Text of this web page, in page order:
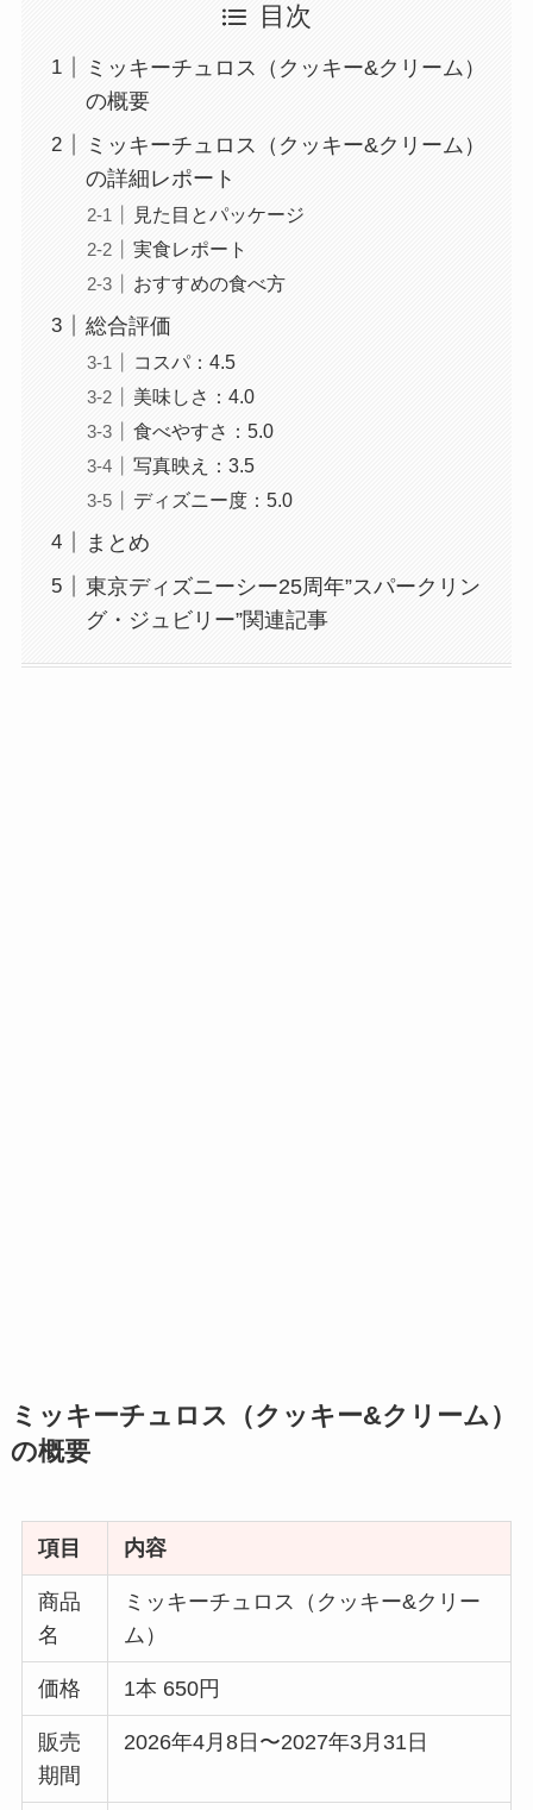
目次
ミッキーチュロス（クッキー&クリーム）
の概要
ミッキーチュロス（クッキー&クリーム）
の詳細レポート
見た目とパッケージ
実食レポート
おすすめの食べ方
総合評価
コスパ：4.5
美味しさ：4.0
食べやすさ：5.0
写真映え：3.5
ディズニー度：5.0
まとめ
東京ディズニーシー25周年”スパークリン
グ・ジュビリー”関連記事
ミッキーチュロス（クッキー&クリーム）
の概要
項目 内容
商品
名
ミッキーチュロス（クッキー&クリー
ム）
価格 1本 650円
販売
期間
2026年4月8日〜2027年3月31日